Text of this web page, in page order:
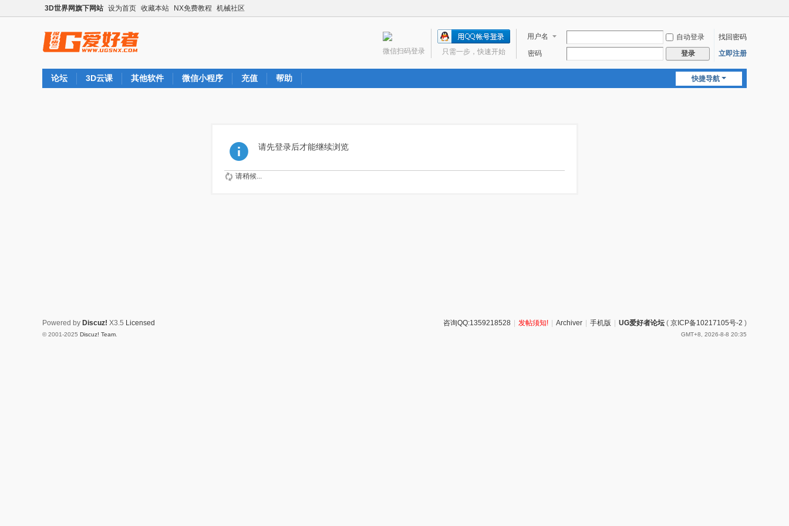
3D世界网旗下网站 设为首页 收藏本站 NX免费教程 机械社区
用户名 自动登录
找回密码
密码
登录 立即注册
只需一步，快速开始
微信扫码登录
快捷导航
论坛 3D云课 其他软件 微信小程序 充值 帮助
请先登录后才能继续浏览
请稍候...
咨询QQ:1359218528 发帖须知! Archiver 手机版 UG爱好者论坛 ( 京ICP备10217105号-2 )
GMT+8, 2026-8-8 20:35
Powered by Discuz! X3.5 Licensed
© 2001-2025 Discuz! Team